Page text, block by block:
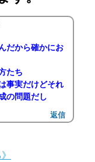
だから確かにお
たち
事実だけどそれ
の問題だし
返信